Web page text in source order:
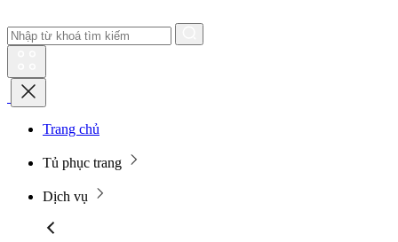
Trang chủ
Tủ phục trang
Dịch vụ